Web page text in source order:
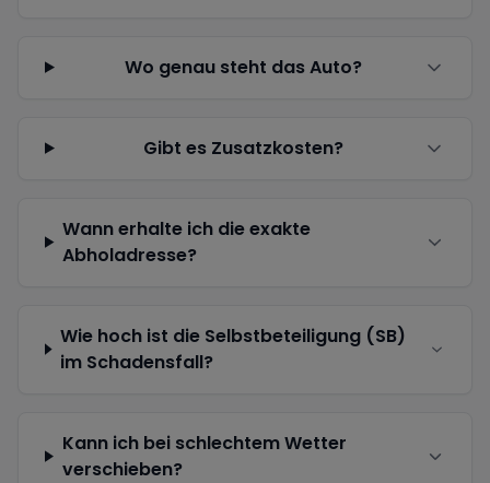
Wo genau steht das Auto?
Gibt es Zusatzkosten?
Wann erhalte ich die exakte
Abholadresse?
Wie hoch ist die Selbstbeteiligung (SB)
im Schadensfall?
Kann ich bei schlechtem Wetter
verschieben?